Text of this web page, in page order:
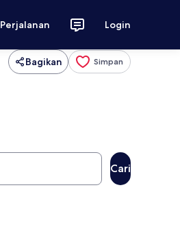
Perjalanan Login
Bagikan Simpan
Cari